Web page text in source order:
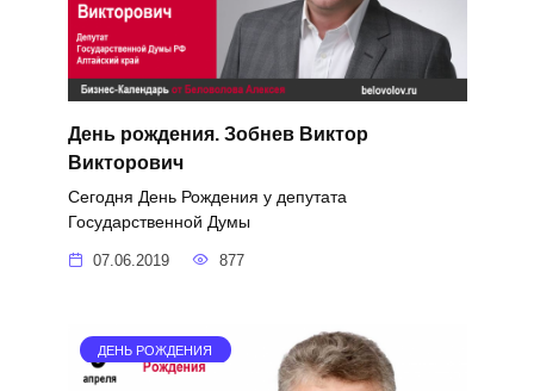
День рождения. Зобнев Виктор
Викторович
Сегодня День Рождения у депутата
Государственной Думы
07.06.2019 877
ДЕНЬ РОЖДЕНИЯ